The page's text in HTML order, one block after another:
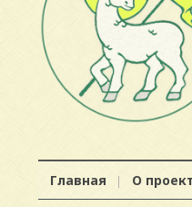
Главная О